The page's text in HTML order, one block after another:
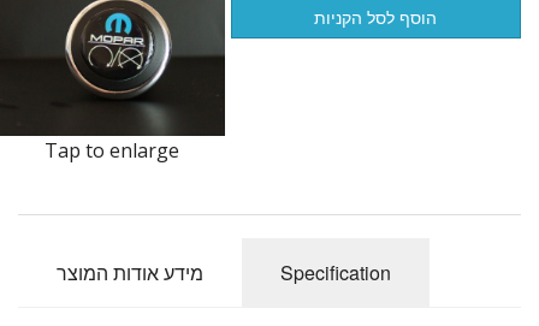
Tap to enlarge
הוסף לסל הקניות
מידע אודות המוצר Specification